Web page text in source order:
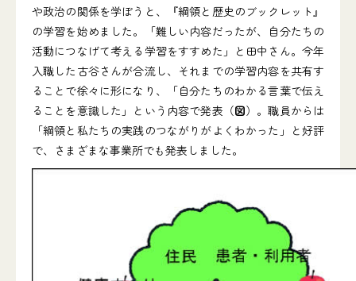
や政治の関係を学ぼうと、『綱領と歴史のブックレット』
の学習を始めました。「難しい内容だったが、自分たちの
活動につなげて考える学習をすすめた」と田中さん。今年
入職した古谷さんが合流し、それまでの学習内容を共有す
ることで徐々に形になり、「自分たちのわかる言葉で伝え
ることを意識した」という内容で発表（図）。職員からは
「綱領と私たちの実践のつながりがよくわかった」と好評
で、さまざまな事業所でも発表しました。